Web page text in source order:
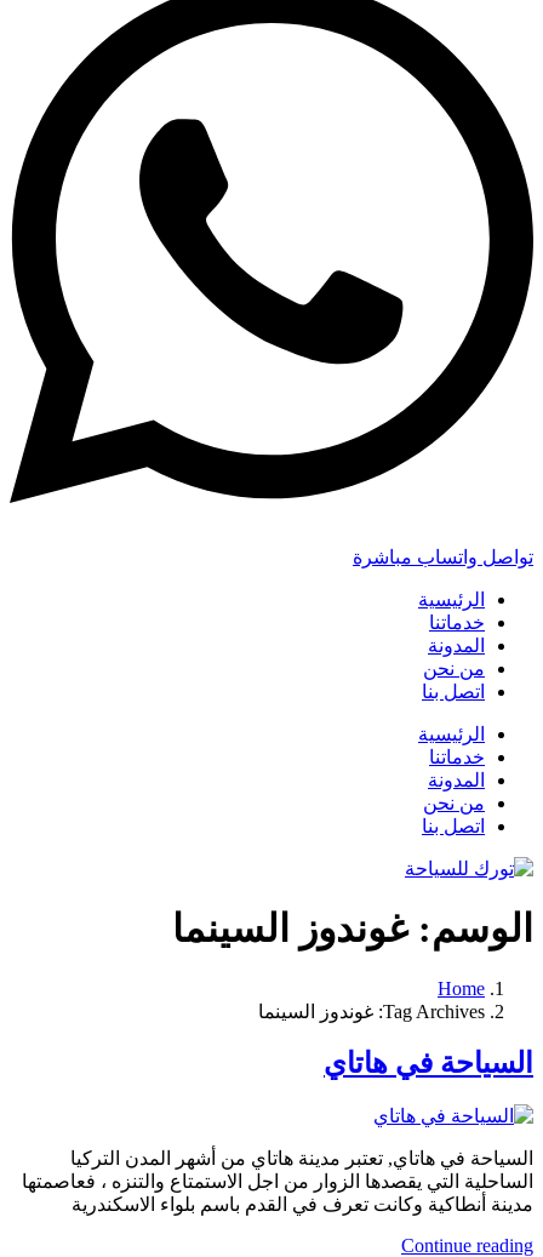
تواصل واتساب مباشرة
الرئيسية
خدماتنا
المدونة
من نحن
اتصل بنا
الرئيسية
خدماتنا
المدونة
من نحن
اتصل بنا
الوسم:غوندوز السينما
Home
Tag Archives: غوندوز السينما
السياحة في هاتاي
السياحة في هاتاي, تعتبر مدينة هاتاي من أشهر المدن التركيا
الساحلية التي يقصدها الزوار من اجل الاستمتاع والتنزه ، فعاصمتها
مدينة أنطاكية وكانت تعرف في القدم باسم بلواء الاسكندرية
Continue reading